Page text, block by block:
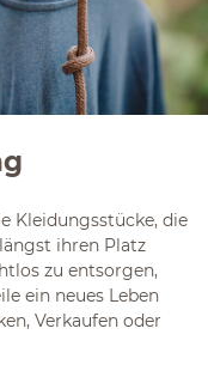
Kleidungsstücke, die
ihren Platz
zu entsorgen,
ein neues Leben
Verkaufen oder